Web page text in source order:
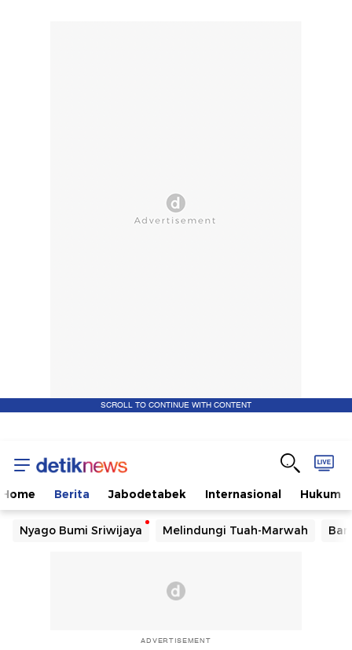
SCROLL TO CONTINUE WITH CONTENT
Home Berita Jabodetabek Internasional Hukum
Nyago Bumi Sriwijaya Melindungi Tuah-Marwah
ADVERTISEMENT